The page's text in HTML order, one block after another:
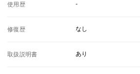
使用歴 -
修復歴 なし
取扱説明書 あり